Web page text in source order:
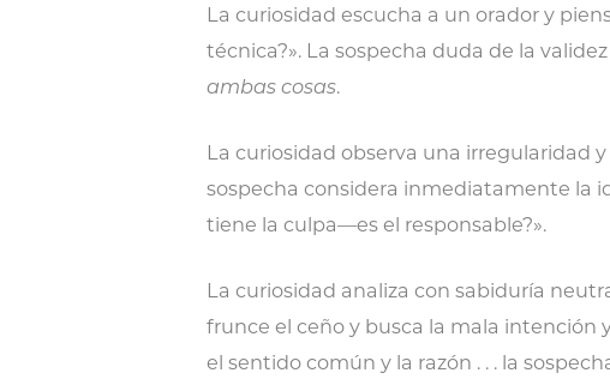
La curiosidad escucha a un orador y
técnica?». La sospecha duda de la
ambas cosas.
La curiosidad observa una irregularidad
sospecha considera inmediatamente la
tiene la culpa—es el responsable?».
La curiosidad analiza con sabiduría
frunce el ceño y busca la mala intención
el sentido común y la razón . . . la